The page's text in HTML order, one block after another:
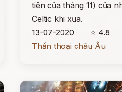
tiên của tháng 11) của
Celtic khi xưa.
13-07-2020
⭐ 4.8
Thần thoại châu Âu